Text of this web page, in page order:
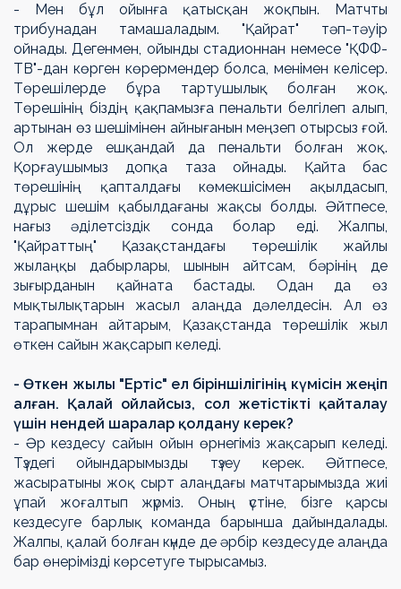
- Мен бұл ойынға қатысқан жоқпын. Матчты
трибунадан тамашаладым. "Қайрат" тәп-тәуір
ойнады. Дегенмен, ойынды стадионнан немесе "ҚФФ-
ТВ"-дан көрген көрермендер болса, менімен келісер.
Төрешілерде бұра тартушылық болған жоқ.
Төрешінің біздің қақпамызға пенальти белгілеп алып,
артынан өз шешімінен айнығанын меңзеп отырсыз ғой.
Ол жерде ешқандай да пенальти болған жоқ.
Қорғаушымыз допқа таза ойнады. Қайта бас
төрешінің қапталдағы көмекшісімен ақылдасып,
дұрыс шешім қабылдағаны жақсы болды. Әйтпесе,
нағыз әділетсіздік сонда болар еді. Жалпы,
"Қайраттың" Қазақстандағы төрешілік жайлы
жылаңқы дабырлары, шынын айтсам, бәрінің де
зығырданын қайната бастады. Одан да өз
мықтылықтарын жасыл алаңда дәлелдесін. Ал өз
тарапымнан айтарым, Қазақстанда төрешілік жыл
өткен сайын жақсарып келеді.
- Өткен жылы "Ертіс" ел біріншілігінің күмісін жеңіп
алған. Қалай ойлайсыз, сол жетістікті қайталау
үшін нендей шаралар қолдану керек?
- Әр кездесу сайын ойын өрнегіміз жақсарып келеді.
Түздегі ойындарымызды түзеу керек. Әйтпесе,
жасыратыны жоқ сырт алаңдағы матчтарымызда жиі
ұпай жоғалтып жүрміз. Оның үстіне, бізге қарсы
кездесуге барлық команда барынша дайындалады.
Жалпы, қалай болған күнде де әрбір кездесуде алаңда
бар өнерімізді көрсетуге тырысамыз.